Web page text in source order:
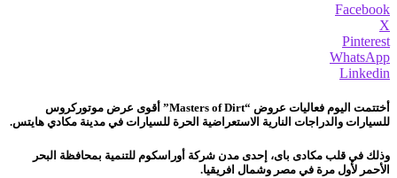
Facebook
X
Pinterest
WhatsApp
Linkedin
أختتمت اليوم فعاليات عروض “Masters of Dirt” أقوى عرض موتوركروس
للسيارات والدراجات النارية الاستعراضية الحرة للسيارات في مدينة مكادي هايتس.
وذلك في قلب مكادى باى، إحدى مدن شركة أوراسكوم للتنمية بمحافظة البحر
الأحمر لأول مرة في مصر وشمال افريقيا.